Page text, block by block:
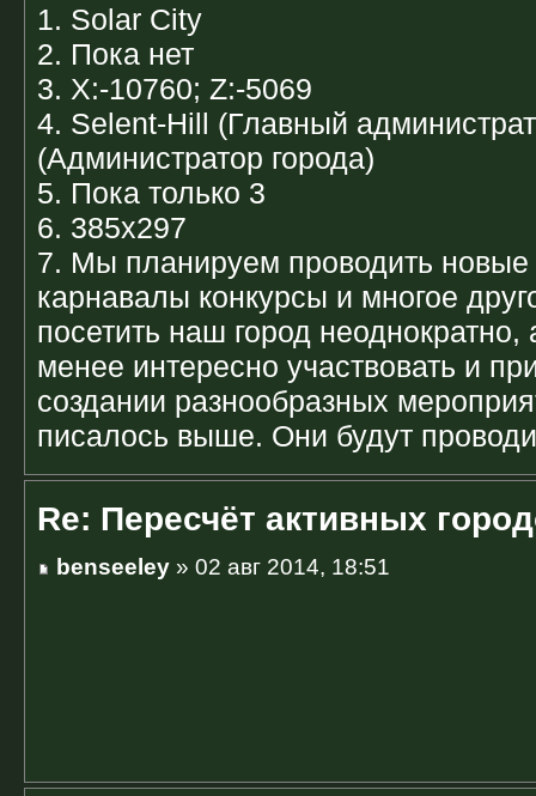
1. Solar City
2. Пока нет
3. X:-10760; Z:-5069
4. Selent-Hill (Главный
(Администратор города)
5. Пока только 3
6. 385х297
7. Мы планируем проводить новые
карнавалы конкурсы и многое
посетить наш город
менее интересно участвовать и
создании разнообразных
писалось выше. Они будут
Re: Пересчёт активных
benseeley » 02 авг 2014, 18:51